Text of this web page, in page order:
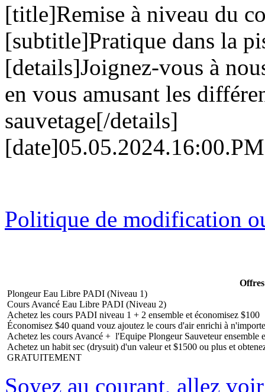
[title]Remise à niveau du
[subtitle]Pratique dans la
[details]Joignez-vous à
en vous amusant les
sauvetage[/details]
Politique de modification
Plongeur Eau Libre PADI (Niveau 1)
Cours Avancé Eau Libre PADI (Niveau 2)
Achetez les cours PADI niveau 1 + 2 ensemble et économisez $100
Économisez $40 quand vouz ajoutez le cours d'air enrichi à
Achetez les cours Avancé + l'Equipe Plongeur Sauveteur ensemble
Achetez un habit sec (drysuit) d'un valeur et $1500 ou plus et
GRATUITEMENT
Soyez au courant, allez